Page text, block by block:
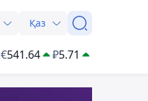
Қаз
€541.64 ₽5.71